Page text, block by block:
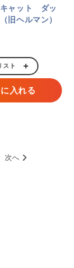
ャット ダッ
旧ヘルマン）
スト
入れる
次へ